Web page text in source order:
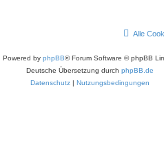
Alle
Powered by phpBB® Forum Software © phpBB
Deutsche Übersetzung durch phpBB.de
Datenschutz | Nutzungsbedingungen